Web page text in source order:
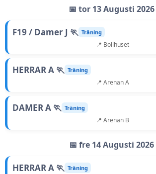
📅 tor 13 Augusti 2026
F19 / Damer J 🏃 Träning
📍 Bollhuset
HERRAR A 🏃 Träning
📍 Arenan A
DAMER A 🏃 Träning
📍 Arenan B
📅 fre 14 Augusti 2026
HERRAR A 🏃 Träning